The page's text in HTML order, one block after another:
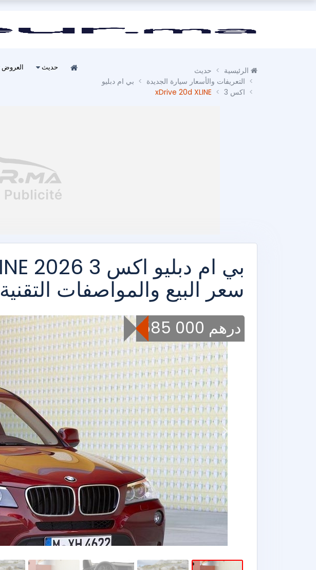
حديث العروض
حديث
التعريفات والأسعار سيارة الجديدة
بي ام دبليو
اكس 3
xDrive 20d XLINE
سعر البيع والمواصفات التقنية
585 000 درهم